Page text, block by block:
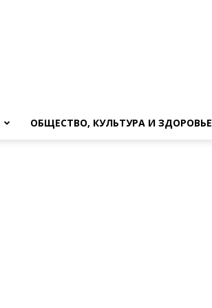
ОБЩЕСТВО, КУЛЬТУРА И ЗДОРОВЬЕ